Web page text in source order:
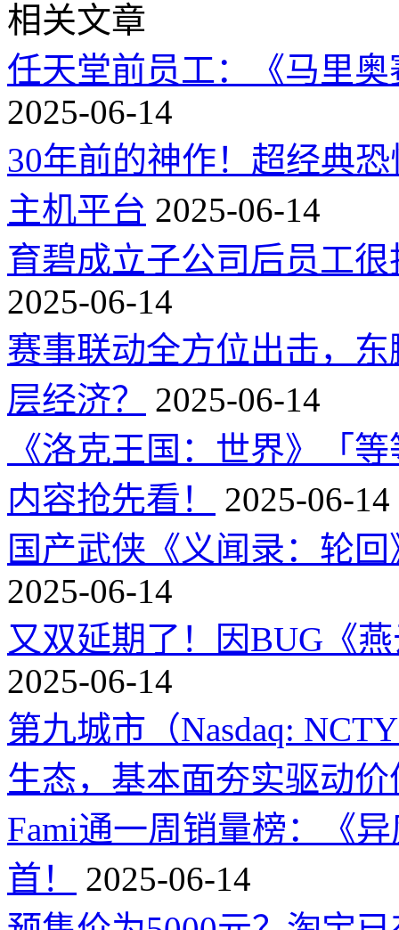
相关文章
任天堂前员工：《马里
2025-06-14
30年前的神作！超经典
主机平台 2025-06-14
育碧成立子公司后员工
2025-06-14
赛事联动全方位出击，
层经济？
2025-06-14
《洛克王国：世界》「
内容抢先看！
2025-06-14
国产武侠《义闻录：轮
2025-06-14
又双延期了！因BUG《
2025-06-14
第九城市（Nasdaq:
生态，基本面夯实驱动价
Fami通一周销量榜：《
首！
2025-06-14